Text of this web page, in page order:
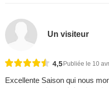
Un visiteur
4,5 Publiée le 10
Excellente Saison qui nous